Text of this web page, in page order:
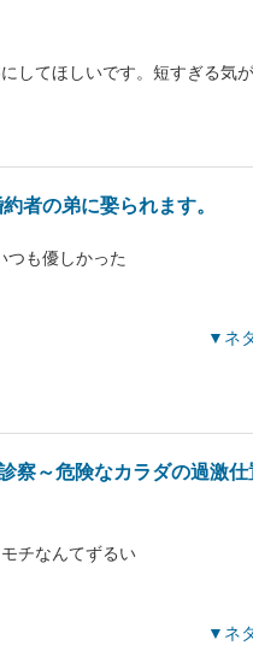
してほしいです。短すぎる気
者の弟に娶られます。
つも優しかった
ネ
察～危険なカラダの過激仕
チなんてずるい
ネ